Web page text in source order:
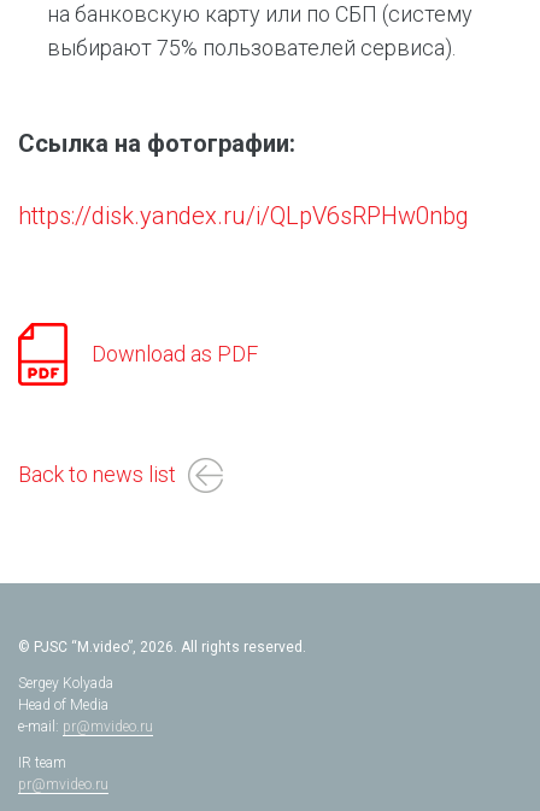
на банковскую карту или по СБП (систему
выбирают 75% пользователей сервиса).
Ссылка на фотографии:
https://disk.yandex.ru/i/QLpV6sRPHw0nbg
Download as PDF
Back to news list
© PJSC “M.video”, 2026. All rights reserved.
Sergey Kolyada
Head of Media
e-mail: pr@mvideo.ru
IR team
pr@mvideo.ru